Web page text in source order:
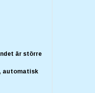
är större
automatisk